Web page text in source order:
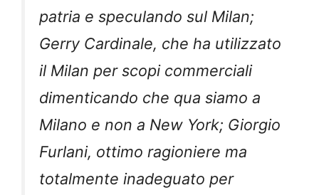
patria e speculando sul Milan;
Gerry Cardinale, che ha utilizzato
il Milan per scopi commerciali
dimenticando che qua siamo a
Milano e non a New York; Giorgio
Furlani, ottimo ragioniere ma
totalmente inadeguato per